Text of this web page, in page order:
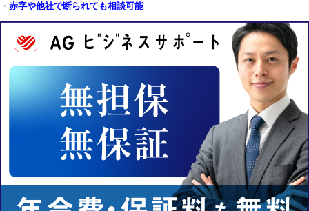
・ 赤字や他社で断られても相談可能